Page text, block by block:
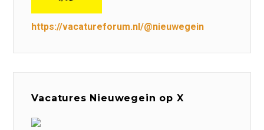
https://vacatureforum.nl/@nieuwegein
Vacatures Nieuwegein op X